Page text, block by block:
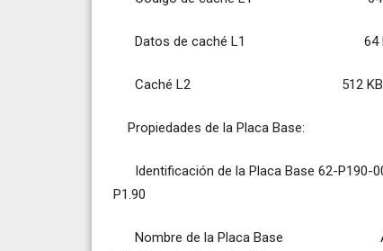
Datos de caché L1 64
Caché L2 512 KB (On-
Propiedades de la Placa Base:
Identificación de la Placa Base 62-P190-
P1.90
Nombre de la Placa Base ASRock